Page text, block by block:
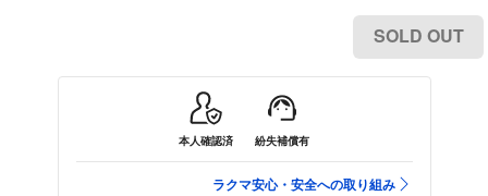
SOLD OUT
本人確認済 紛失補償有
ラクマ安心・安全への取り組み